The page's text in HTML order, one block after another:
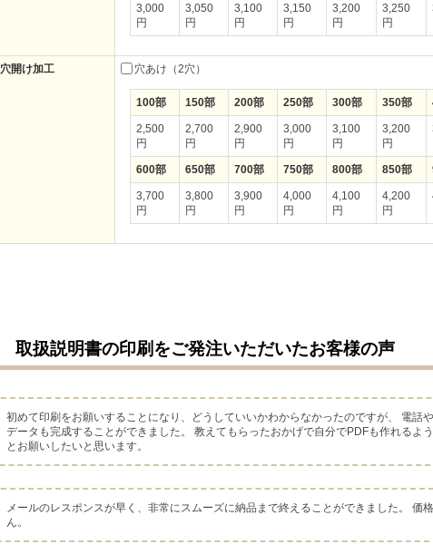
3,000
円
3,050
円
3,100
円
3,150
円
3,200
円
3,250
円
穴開け加工 穴あけ（2穴）
100部 150部 200部 250部 300部 350部
2,500
円
2,700
円
2,900
円
3,000
円
3,100
円
3,200
円
600部 650部 700部 750部 800部 850部
3,700
円
3,800
円
3,900
円
4,000
円
4,100
円
4,200
円
取扱説明書の印刷をご発注いただいたお客様の声
初めて印刷をお願いすることになり、どうしていいかわからなかったのですが、 電話
データも完成することができました。 教えてもらったおかげで自分でPDFも作れるよ
とお願いしたいと思います。
メールのレスポンスが早く、非常にスムーズに納品まで終えることができました。 価
ん。